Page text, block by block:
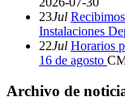
23Jul
Instalaciones
22Jul Horarios
16 de agosto
Archivo de